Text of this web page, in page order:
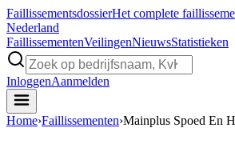
FaillissementsdossierHet complete
Nederland
FaillissementenVeilingenNieuwsStatistieken
InloggenAanmelden
Home›Faillissementen›Mainplus Spoed En